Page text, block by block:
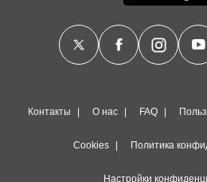
Контакты О нас FAQ
Cookies Политика
Настройки